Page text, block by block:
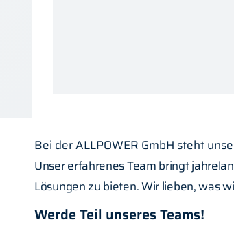
Bei der ALLPOWER GmbH steht
Unser erfahrenes Team bringt
Lösungen zu bieten. Wir lieben, was
Werde Teil unseres Teams!